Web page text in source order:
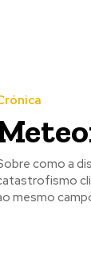
como a
mesmo